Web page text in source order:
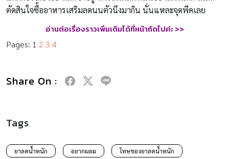
ตัดสินใจซื้ออาหารเสริมลดนนตัวนึงมากิน นั่นแหละจุดพีคเลย
อ่านต่อเรื่องราวเพิ่มเติมได้ที่หน้าถัดไปค่ะ >>
Pages: 1 2 3 4
Share On :
Tags
ยาลดน้ำหนัก อยากผอม โทษของยาลดน้ำหนัก